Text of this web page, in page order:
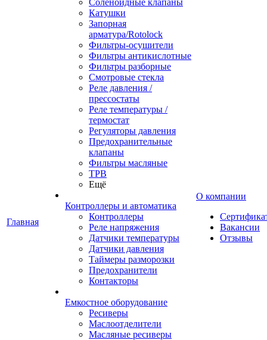
Главная
Соленоидные клапаны
Катушки
Запорная
арматура/Rotolock
Фильтры-осушители
Фильтры антикислотные
Фильтры разборные
Смотровые стекла
Реле давления /
прессостаты
Реле температуры /
термостат
Регуляторы давления
Предохранительные
клапаны
Фильтры масляные
ТРВ
Ещё
Контроллеры и автоматика
Контроллеры
Реле напряжения
Датчики температуры
Датчики давления
Таймеры разморозки
Предохранители
Контакторы
Емкостное оборудование
Ресиверы
Маслоотделители
Масляные ресиверы
О компании
Вакансии
Отзывы